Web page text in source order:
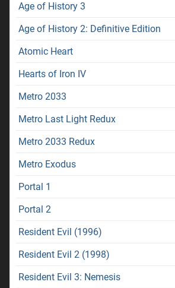
Age of History 3
Age of History 2: Definitive Edition
Atomic Heart
Hearts of Iron IV
Metro 2033
Metro Last Light Redux
Metro 2033 Redux
Metro Exodus
Portal 1
Portal 2
Resident Evil (1996)
Resident Evil 2 (1998)
Resident Evil 3: Nemesis